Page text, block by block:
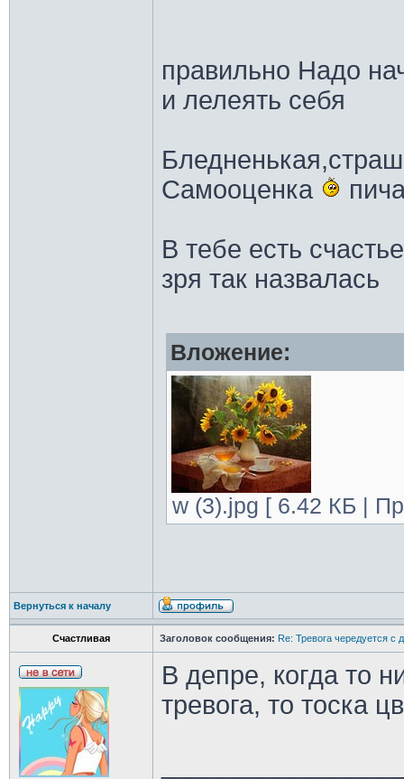
правильно Надо
и лелеять себя
Самооценка
В тебе есть
зря так назвалась
Вложение:
w (3).jpg [ 6.42 КБ |
Вернуться к началу
Счастливая Заголовок сообщения: Re: Тревога чередуется с
В депре, когда то
тревога, то тоска